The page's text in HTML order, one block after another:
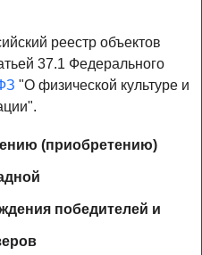
реестр объектов
37.1 Федерального
"О физической культуре и
(приобретению)
победителей и